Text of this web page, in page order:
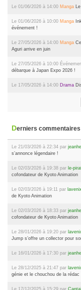
Le 01/06/2026 à 14:00 Manga
Le 01/06/2026 à 10:00 Manga
événement !
Le 27/05/2026 à 14:00 Manga
Aguri arrive en juin
Le 27/05/2026 à 10:00
débarque à Japan Expo 2026 !
Le 17/05/2026 à 14:00 Drama
Derniers
Le 21/03/2026 à 22:34 par
s’annonce légendaire !
Le 02/03/2026 à 19:38 par le-
cofondateur de Kyoto Animation
Le 02/03/2026 à 19:11 par lavenix
de Kyoto Animation
Le 02/03/2026 à 18:33 par
cofondateur de Kyoto Animation
Le 28/01/2026 à 19:20 par
Jump s’offre un collector pour
Le 16/01/2026 à 17:30 par
Le 28/12/2025 à 21:47 par
génie et le chouchou de la rédac
Le 17/12/2025 à 15:29 par